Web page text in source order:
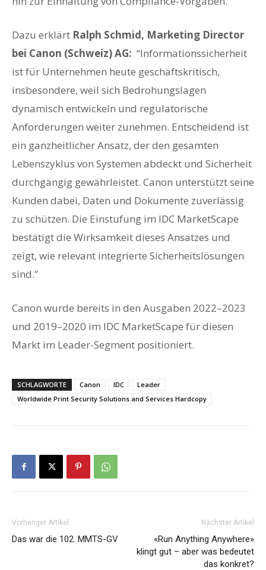
Dazu erklärt Ralph Schmid, Marketing Director
bei Canon (Schweiz) AG: “Informationssicherheit
ist für Unternehmen heute geschäftskritisch,
insbesondere, weil sich Bedrohungslagen
dynamisch entwickeln und regulatorische
Anforderungen weiter zunehmen. Entscheidend ist
ein ganzheitlicher Ansatz, der den gesamten
Lebenszyklus von Systemen abdeckt und Sicherheit
durchgängig gewährleistet. Canon unterstützt seine
Kunden dabei, Daten und Dokumente zuverlässig
zu schützen. Die Einstufung im IDC MarketScape
bestätigt die Wirksamkeit dieses Ansatzes und
zeigt, wie relevant integrierte Sicherheitslösungen
sind.”
Canon wurde bereits in den Ausgaben 2022–2023
und 2019–2020 im IDC MarketScape für diesen
Markt im Leader-Segment positioniert.
SCHLAGWORTE Canon IDC
Leader
Worldwide Print Security Solutions and Services Hardcopy
Vorheriger Artikel
Das war die 102. MMTS-GV
Nächster Artikel
«Run Anything Anywhere»
klingt gut – aber was bedeutet
das konkret?